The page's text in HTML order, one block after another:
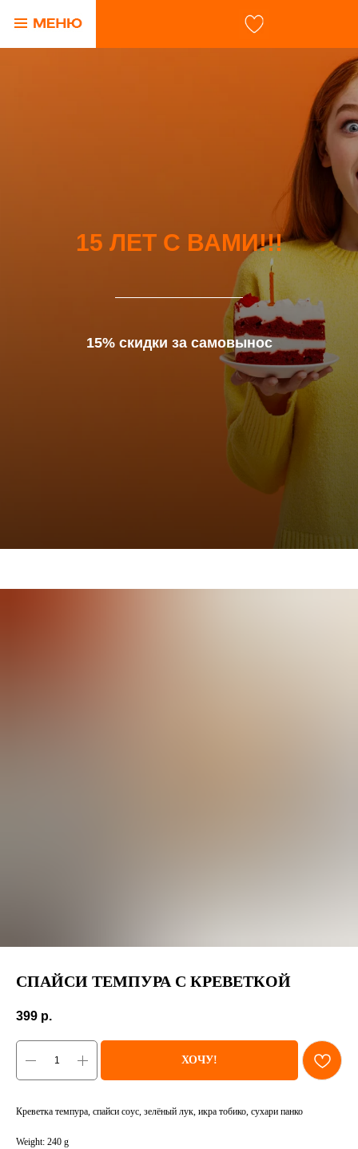
15 ЛЕТ С ВАМИ!!!
15% скидки за самовынос
СПАЙСИ ТЕМПУРА С КРЕВЕТКОЙ
399 р.
ХОЧУ!
Креветка темпура, спайси соус, зелёный лук, икра тобико, сухари панко
Weight: 240 g